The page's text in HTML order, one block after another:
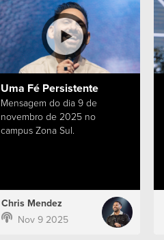
Uma Fé Persistente
Mensagem do dia 9 de
novembro de 2025 no
campus Zona Sul.
Chris Mendez
Nov 9 2025